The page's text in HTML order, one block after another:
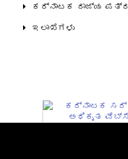
ಕರ್ನಾಟಕ ರಾಜ್ಯ ಪತ್ರ
ಇಲಾಖೆಗಳು